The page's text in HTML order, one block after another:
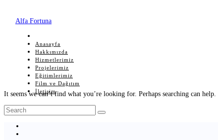
Alfa Fortuna
Anasayfa
Hakkımızda
Hizmetlerimiz
Projelerimiz
Eğitimlerimiz
Film ve Dağıtım
İletişim
It seems we can’t find what you’re looking for. Perhaps searching can help.